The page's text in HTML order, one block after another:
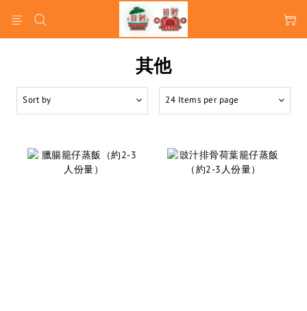
其他
Sort by 24 Items per page